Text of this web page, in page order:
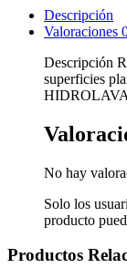
Descripción
Valoraciones
Descripción
superficies
No hay
Solo los
producto
Productos